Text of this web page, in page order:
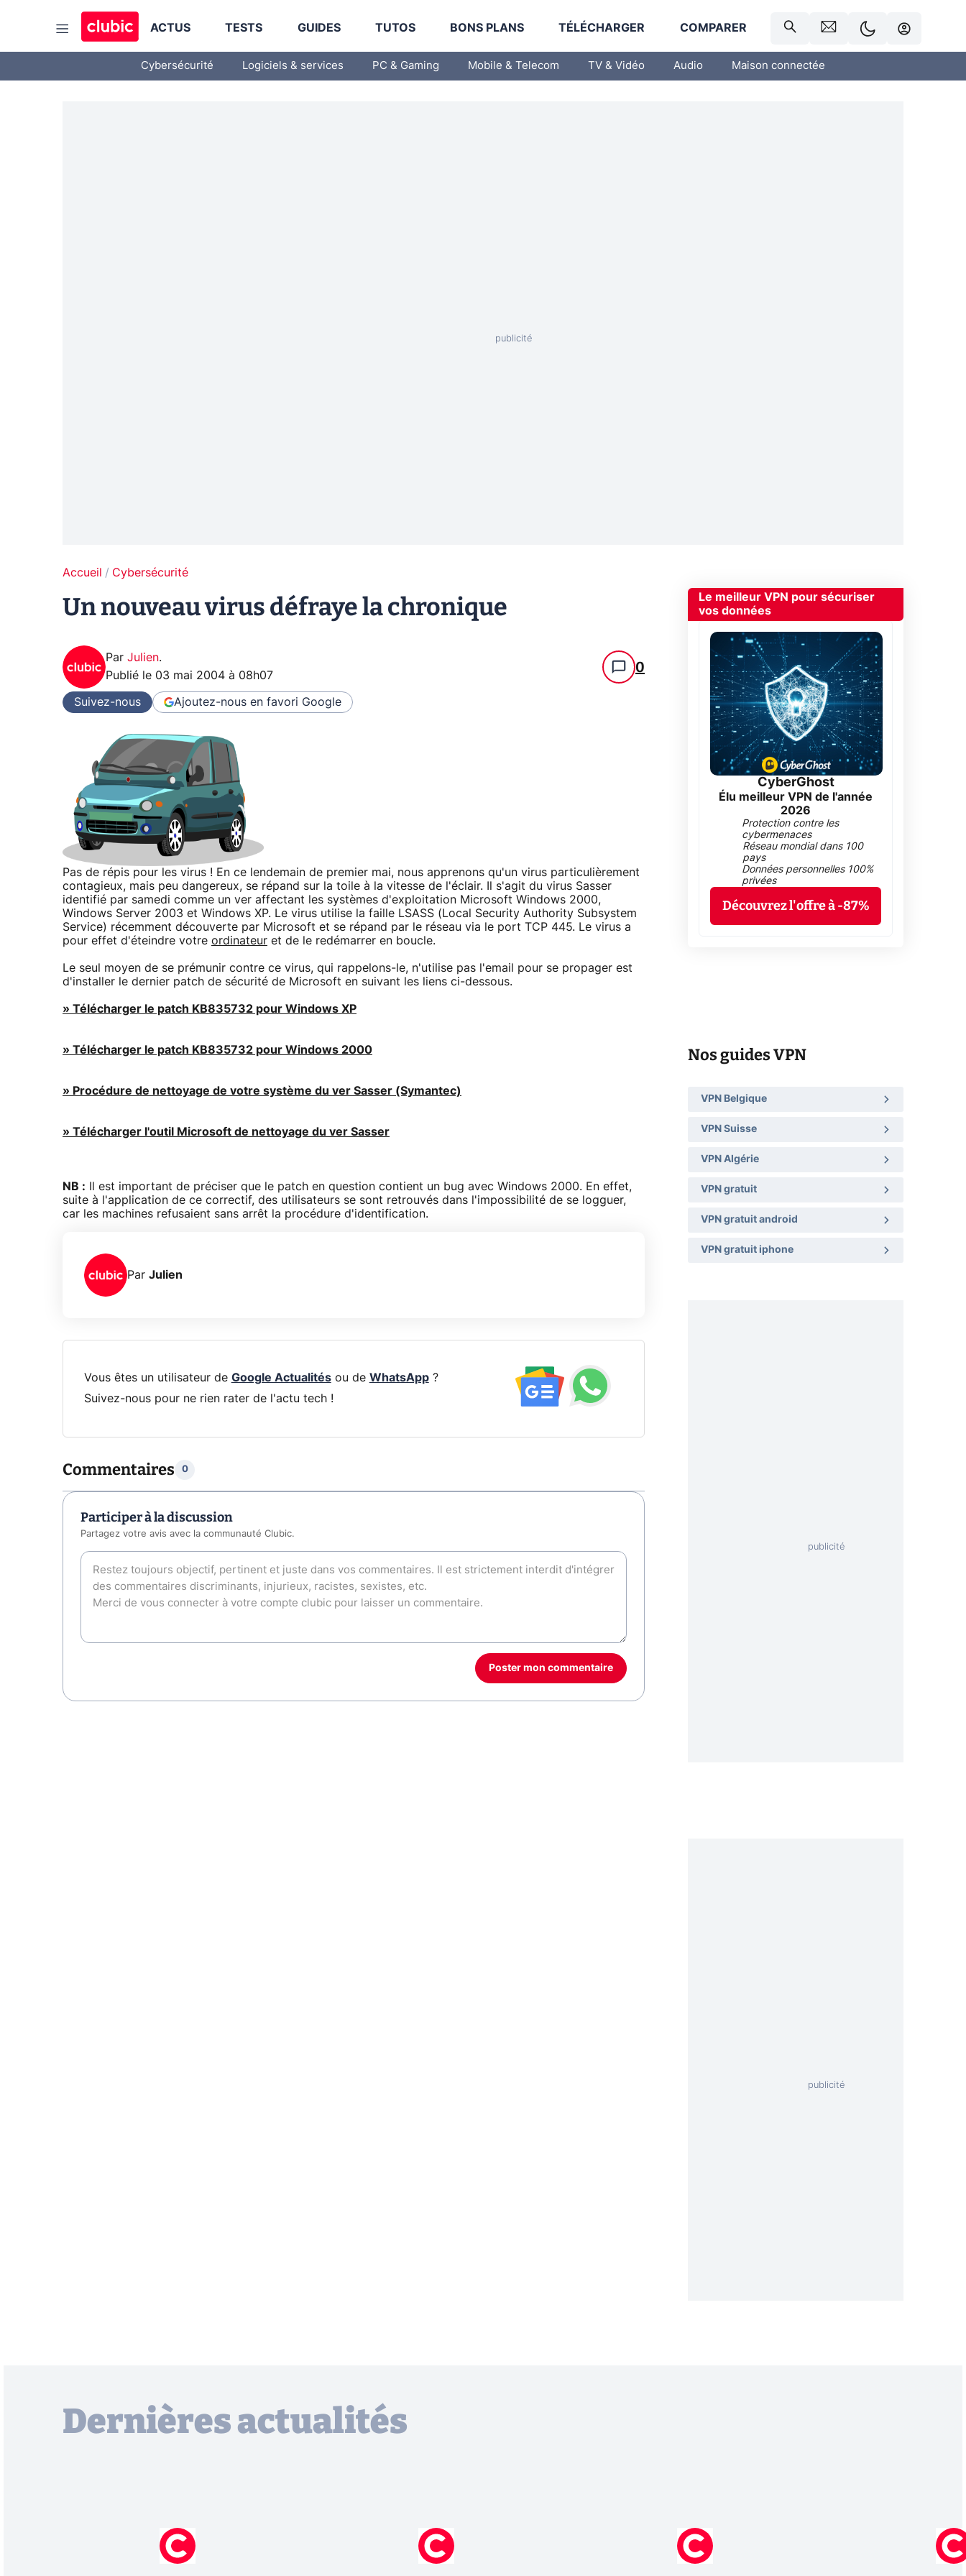
ACTUS TESTS GUIDES TUTOS BONS PLANS TÉLÉCHARGER COMPARER
Cybersécurité Logiciels & services PC & Gaming Mobile & Telecom TV & Vidéo Audio Maison connectée
Accueil Cybersécurité
Un nouveau virus défraye la chronique
Par Julien.
Publié le 03 mai 2004 à 08h07 0
Suivez-nous Ajoutez-nous en favori Google
Pas de répis pour les virus ! En ce lendemain de premier mai, nous apprenons qu'un virus particulièrement
contagieux, mais peu dangereux, se répand sur la toile à la vitesse de l'éclair. Il s'agit du virus Sasser
identifié par samedi comme un ver affectant les systèmes d'exploitation Microsoft Windows 2000,
Windows Server 2003 et Windows XP. Le virus utilise la faille LSASS (Local Security Authority Subsystem
Service) récemment découverte par Microsoft et se répand par le réseau via le port TCP 445. Le virus a
pour effet d'éteindre votre ordinateur et de le redémarrer en boucle.
Le seul moyen de se prémunir contre ce virus, qui rappelons-le, n'utilise pas l'email pour se propager est
d'installer le dernier patch de sécurité de Microsoft en suivant les liens ci-dessous.
» Télécharger le patch KB835732 pour Windows XP
» Télécharger le patch KB835732 pour Windows 2000
» Procédure de nettoyage de votre système du ver Sasser (Symantec)
» Télécharger l'outil Microsoft de nettoyage du ver Sasser
NB : Il est important de préciser que le patch en question contient un bug avec Windows 2000. En effet,
suite à l'application de ce correctif, des utilisateurs se sont retrouvés dans l'impossibilité de se logguer,
car les machines refusaient sans arrêt la procédure d'identification.
Par Julien
Vous êtes un utilisateur de Google Actualitésou de WhatsApp?
Suivez-nous pour ne rien rater de l'actu tech !
Commentaires 0
Participer à la discussion
Partagez votre avis avec la communauté Clubic.
Poster mon commentaire
Le meilleur VPN pour sécuriser
vos données
CyberGhost
Élu meilleur VPN de l'année
2026
Protection contre les
cybermenaces
Réseau mondial dans 100
pays
Données personnelles 100%
privées
Découvrez l'offre à -87%
Nos guides VPN
VPN Belgique
VPN Suisse
VPN Algérie
VPN gratuit
VPN gratuit android
VPN gratuit iphone
Dernières actualités